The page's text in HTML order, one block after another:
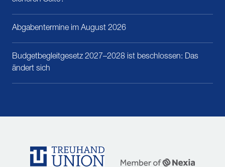
Abgabentermine im August 2026
Budgetbegleitgesetz 2027–2028 ist beschlossen: Das
ändert sich